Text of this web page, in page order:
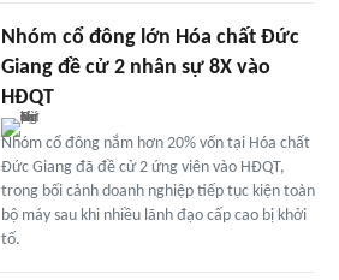
Nhóm cổ đông lớn Hóa chất Đức
Giang đề cử 2 nhân sự 8X vào
HĐQT
Nhóm cổ đông nắm hơn 20% vốn tại Hóa chất
Đức Giang đã đề cử 2 ứng viên vào HĐQT,
trong bối cảnh doanh nghiệp tiếp tục kiện toàn
bộ máy sau khi nhiều lãnh đạo cấp cao bị khởi
tố.